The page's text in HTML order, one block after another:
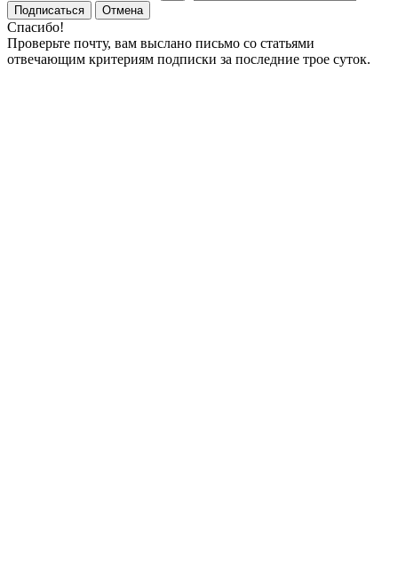
Подписаться
Отмена
Спасибо!
Проверьте почту, вам выслано письмо со статьями
отвечающим критериям подписки за последние трое суток.